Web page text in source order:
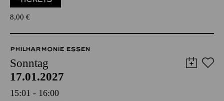
Für Kinder ab 5 Jahren
8,00 €
PHILHARMONIE ESSEN
Sonntag